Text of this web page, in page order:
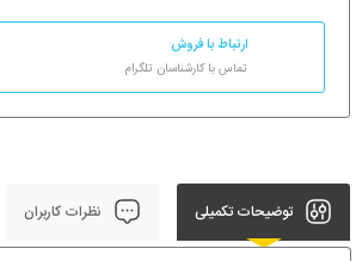
ارتباط با فروش
تماس با کارشناسان تلگرام
توضیحات تکمیلی نظرات کاربران